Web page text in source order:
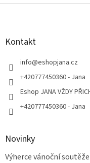
Z
Kontakt
info@eshopjana.cz
+420777450360 - Jana
Eshop JANA VŽDY
+420777450360 - Jana
Novinky
Výherce vánoční soutěže